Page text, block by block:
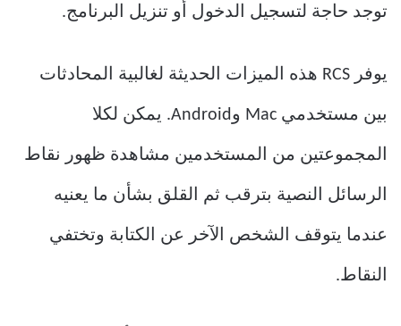
توجد حاجة لتسجيل الدخول أو تنزيل البرنامج.
يوفر RCS هذه الميزات الحديثة لغالبية المحادثات
بين مستخدمي Mac وAndroid. يمكن لكلا
المجموعتين من المستخدمين مشاهدة ظهور نقاط
الرسائل النصية بترقب ثم القلق بشأن ما يعنيه
عندما يتوقف الشخص الآخر عن الكتابة وتختفي
النقاط.